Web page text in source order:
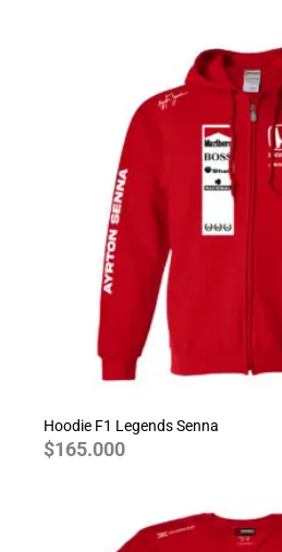
Hoodie F1 Legends Senna
$165.000